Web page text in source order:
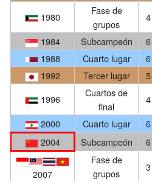
1980
Fase de
grupos
4
1984
Subcampeón 6
1988
Cuarto lugar 6
1992
Tercer lugar 5
1996
Cuartos de
final
4
2000
Cuarto lugar 6
2004
Subcampeón 6
2007
Fase de
grupos
3